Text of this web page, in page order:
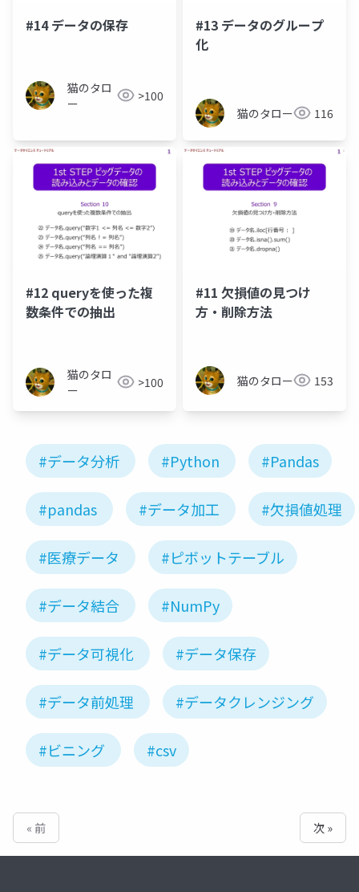
#14 データの保存
猫のタロ
ー
>100
#13 データのグループ
化
猫のタロー 116
#12 queryを使った複
数条件での抽出
猫のタロ
ー
>100
#11 欠損値の見つけ
方・削除方法
猫のタロー 153
#データ分析 #Python #Pandas
#pandas #データ加工 #欠損値処理
#医療データ #ピボットテーブル
#データ結合 #NumPy
#データ可視化 #データ保存
#データ前処理 #データクレンジング
#ビニング #csv
« 前 次 »